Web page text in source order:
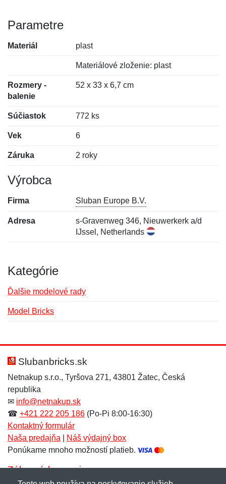
Parametre
Materiál plast
Materiálové zloženie: plast
Rozmery -
balenie
52 x 33 x 6,7 cm
Súčiastok 772 ks
Vek 6
Záruka 2 roky
Výrobca
Firma Sluban Europe B.V.
Adresa
s-Gravenweg 346, Nieuwerkerk a/d
IJssel, Netherlands
Kategórie
Ďalšie modelové rady
Model Bricks
Hodnotenie:
Meno:*
E-mail:
Meno:
E-mail:*
Správa*
Slubanbricks.sk
Netnakup s.r.o., Tyršova 271, 43801 Žatec, Česká
republika
✉ info@netnakup.sk
☎ +421 222 205 186 (Po-Pi 8:00-16:30)
Kontaktný formulár
Naša predajňa
Náš výdajný box
Ponúkame mnoho možností platieb.
Zákaznícky servis